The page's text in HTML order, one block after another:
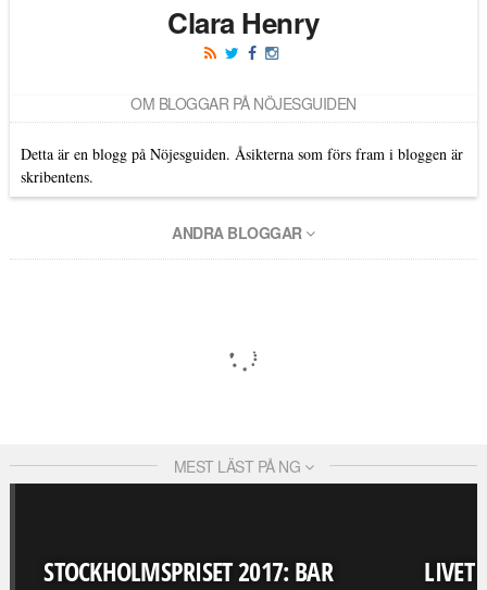
Clara Henry
OM BLOGGAR PÅ NÖJESGUIDEN
Detta är en blogg på Nöjesguiden. Åsikterna som förs fram i bloggen är
skribentens.
ANDRA BLOGGAR
MEST LÄST PÅ NG
STOCKHOLMSPRISET 2017: BAR LIVET